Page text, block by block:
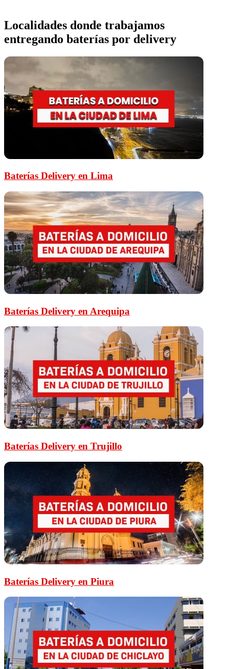
Localidades donde trabajamos
entregando baterías por delivery
Baterías Delivery en Lima
Baterías Delivery en Arequipa
Baterías Delivery en Trujillo
Baterías Delivery en Piura